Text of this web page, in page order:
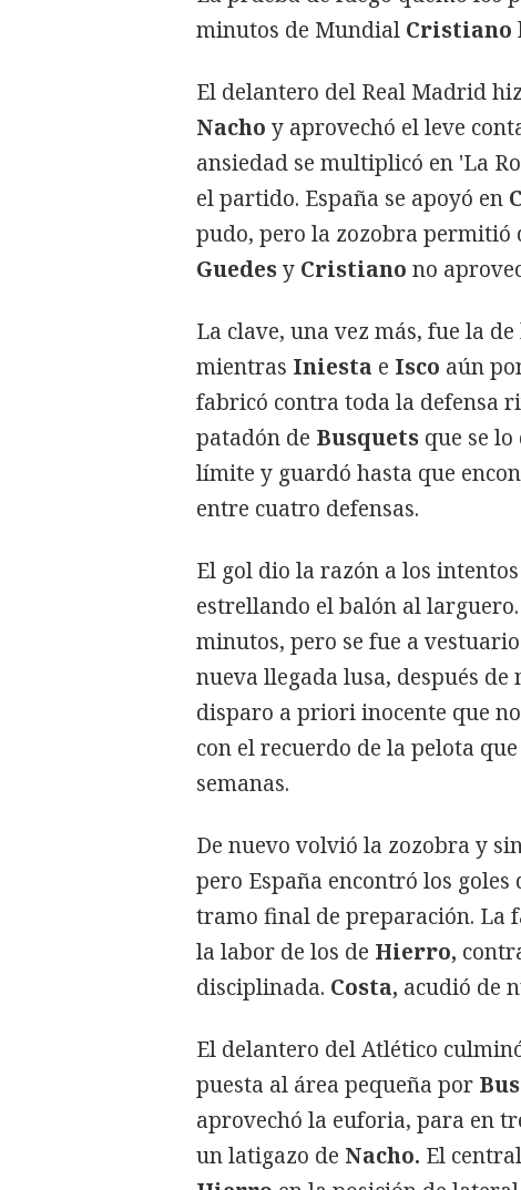
minutos de Mundial Cristiano
El delantero del Real Madrid
Nacho y aprovechó el leve
ansiedad se multiplicó en 'La
el partido. España se apoyó en
pudo, pero la zozobra permitió
Guedesy Cristiano no
La clave, una vez más, fue la
mientras Iniesta e Isco aún
fabricó contra toda la defensa
patadón de Busquets que se
límite y guardó hasta que
entre cuatro defensas.
El gol dio la razón a los
estrellando el balón al
minutos, pero se fue a
nueva llegada lusa, después
disparo a priori inocente que
con el recuerdo de la pelota
semanas.
De nuevo volvió la zozobra y
pero España encontró los goles
tramo final de preparación. La
la labor de los de Hierro,
disciplinada. Costa, acudió de
El delantero del Atlético
puesta al área pequeña por
aprovechó la euforia, para en
un latigazo de Nacho. El